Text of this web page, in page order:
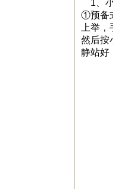
1、
①预备
上举
然后按
静站好